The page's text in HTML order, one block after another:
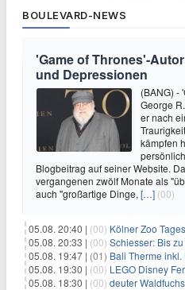
BOULEVARD-NEWS
'Game of Thrones'-
und Depressionen
(BANG) -
George
er nach
kämpfen
Blogbeitrag auf seiner Website.
vergangenen zwölf Monate als
auch "großartige Dinge, […] (00)
05.08. 20:40 | (00) Kölner Zoo Tageskarte mit
05.08. 20:33 | (00) Schiesser: Bis zu
05.08. 19:47 | (01) Bali Therme inkl.
05.08. 19:30 | (00) LEGO Disney
05.08. 18:30 | (00) deuter Waldfuchs 14